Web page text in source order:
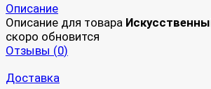
Описание
Описание для товара
скоро обновится
Отзывы (0)
Доставка